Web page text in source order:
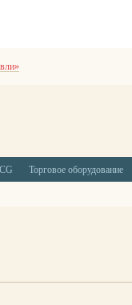
Торговое оборудование